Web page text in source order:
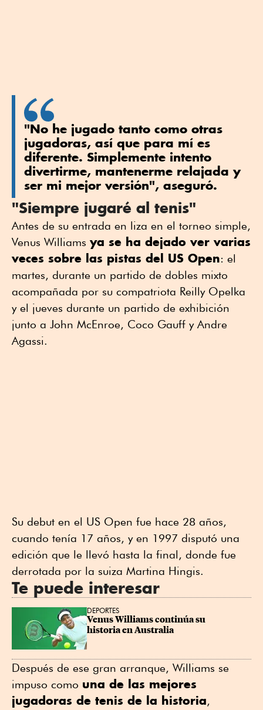
"No he jugado tanto como otras
jugadoras, así que para mí es
diferente. Simplemente intento
divertirme, mantenerme relajada y
ser mi mejor versión", aseguró.
"Siempre jugaré al tenis"
Antes de su entrada en liza en el torneo simple,
Venus Williams ya se ha dejado ver varias
veces sobre las pistas del US Open: el
martes, durante un partido de dobles mixto
acompañada por su compatriota Reilly Opelka
y el jueves durante un partido de exhibición
junto a John McEnroe, Coco Gauff y Andre
Agassi.
Su debut en el US Open fue hace 28 años,
cuando tenía 17 años, y en 1997 disputó una
edición que le llevó hasta la final, donde fue
derrotada por la suiza Martina Hingis.
Te puede interesar
DEPORTES
Venus Williams continúa su
historia en Australia
Después de ese gran arranque, Williams se
impuso como una de las mejores
jugadoras de tenis de la historia,